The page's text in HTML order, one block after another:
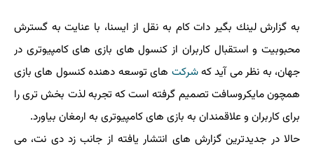
به گزارش لینك بگیر دات كام به نقل از ایسنا، با عنایت به گسترش
محبوبیت و استقبال كاربران از كنسول های بازی های كامپیوتری در
جهان، به نظر می آید كهشركت های توسعه دهنده كنسول های بازی
همچون مایكروسافت تصمیم گرفته است كه تجربه لذت بخش تری را
برای كاربران و علاقمندان به بازی های كامپیوتری به ارمغان بیاورد.
حالا در جدیدترین گزارش های انتشار یافته از جانب زد دی نت، می